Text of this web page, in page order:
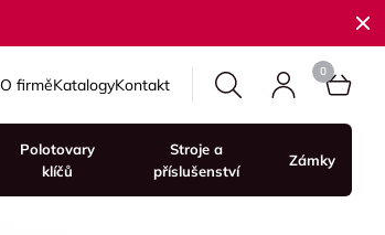
O firměKatalogyKontakt
Polotovary
klíčů
Stroje a
příslušenství
Zámky